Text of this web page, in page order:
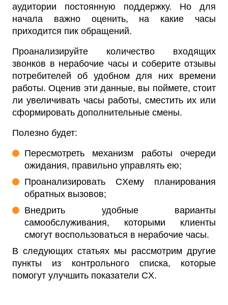
аудитории постоянную поддержку. Но для
начала важно оценить, на какие часы
приходится пик обращений.
Проанализируйте количество входящих
звонков в нерабочие часы и соберите отзывы
потребителей об удобном для них времени
работы. Оценив эти данные, вы поймете, стоит
ли увеличивать часы работы, сместить их или
сформировать дополнительные смены.
Полезно будет:
Пересмотреть механизм работы очереди
ожидания, правильно управлять ею;
Проанализировать CXему планирования
обратных вызовов;
Внедрить удобные варианты
самообслуживания, которыми клиенты
смогут воспользоваться в нерабочие часы.
В следующих статьях мы рассмотрим другие
пункты из контрольного списка, которые
помогут улучшить показатели CX.